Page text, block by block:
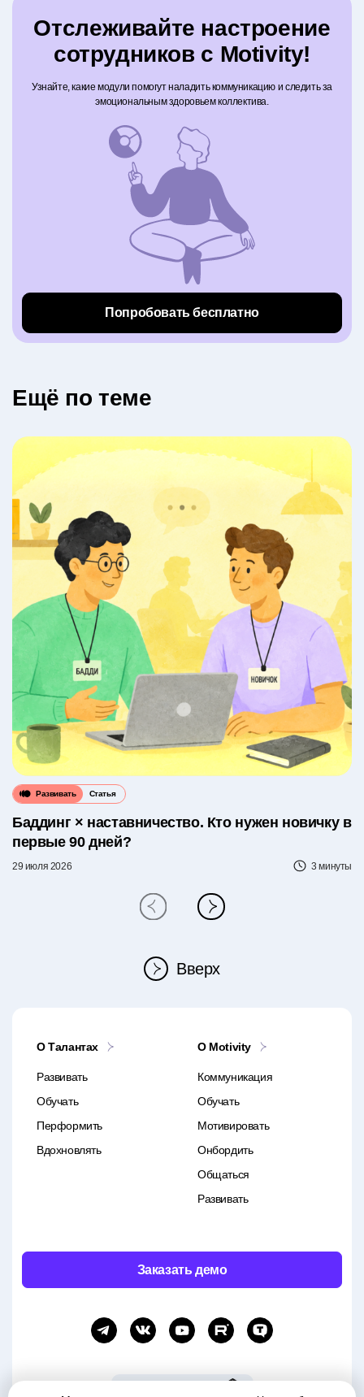
Отслеживайте настроение
сотрудников с Motivity!
Узнайте, какие модули помогут наладить коммуникацию и следить за
эмоциональным здоровьем коллектива.
Попробовать бесплатно
Eщё по теме
Развивать Статья
Баддинг × наставничество. Кто нужен новичку в
первые 90 дней?
29 июля 2026 3 минуты
Вверх
О Талантах
Развивать
Обучать
Перформить
Вдохновлять
O Motivity
Коммуникация
Обучать
Мотивировать
Онбордить
Общаться
Развивать
Заказать демо